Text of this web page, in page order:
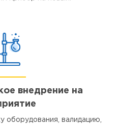
внедрение на
оборудования, валидацию,